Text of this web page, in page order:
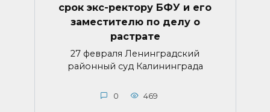
срок экс-ректору БФУ и его
заместителю по делу о
растрате
27 февраля Ленинградский
районный суд Калининграда
0 469